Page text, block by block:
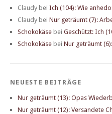
Claudy bei Ich (104): Wie
Claudy bei Nur geträumt (7):
Schokokäse bei Geschützt: Ich
Schokokäse bei Nur geträumt
NEUESTE BEITRÄGE
Nur geträumt (13): Opas
Nur geträumt (12): Versandete